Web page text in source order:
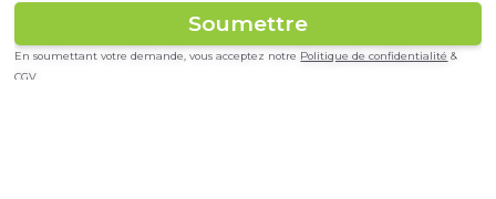
En soumettant votre demande, vous acceptez notre Politique de confidentialité &
CGV